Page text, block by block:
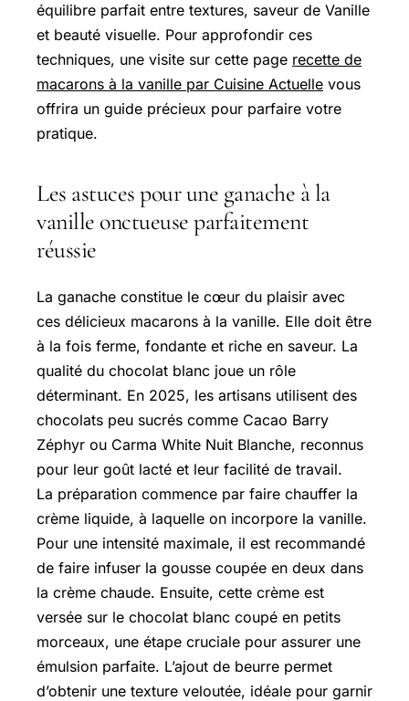
équilibre parfait entre textures, saveur de Vanille
et beauté visuelle. Pour approfondir ces
techniques, une visite sur cette page recette de
macarons à la vanille par Cuisine Actuelle vous
offrira un guide précieux pour parfaire votre
pratique.
Les astuces pour une ganache à la
vanille onctueuse parfaitement
réussie
La ganache constitue le cœur du plaisir avec
ces délicieux macarons à la vanille. Elle doit être
à la fois ferme, fondante et riche en saveur. La
qualité du chocolat blanc joue un rôle
déterminant. En 2025, les artisans utilisent des
chocolats peu sucrés comme Cacao Barry
Zéphyr ou Carma White Nuit Blanche, reconnus
pour leur goût lacté et leur facilité de travail.
La préparation commence par faire chauffer la
crème liquide, à laquelle on incorpore la vanille.
Pour une intensité maximale, il est recommandé
de faire infuser la gousse coupée en deux dans
la crème chaude. Ensuite, cette crème est
versée sur le chocolat blanc coupé en petits
morceaux, une étape cruciale pour assurer une
émulsion parfaite. L’ajout de beurre permet
d’obtenir une texture veloutée, idéale pour garnir